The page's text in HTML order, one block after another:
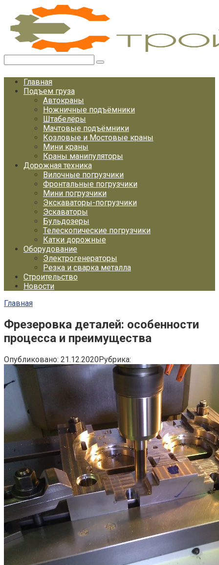
Перейти
контенту
Главная
Подъем груза
Автокраны
Ножничные подъёмники
Штабелёры
Мачтовые подъёмники
Козловые и Мостовые краны
Мини краны
Краны манипуляторы
Дорожная техника
Вилочные погрузчики
Фронтальные погрузчики
Мини погрузчики
Экскаваторы-погрузчики
Эскаваторы
Бульдозеры
Телескопические погрузчики
Катки дорожные
Оборудование
Электрогенераторы
Резка и сварка металла
Строительство
Новости
Главная
Фрезеровка деталей: особенности
процесса и преимущества
Опубликовано: 21.12.2020Рубрика: